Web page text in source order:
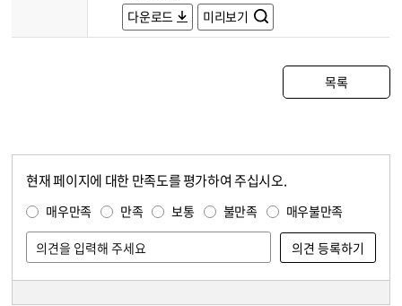
다운로드
미리보기
목록
현재 페이지에 대한 만족도를 평가하여 주십시오.
매우만족 만족 보통 불만족 매우불만족